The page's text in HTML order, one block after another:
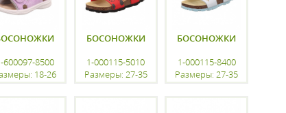
600097-8500
18-26
БОСОНОЖКИ
1-000115-5010
Размеры: 27-35
БОСОНОЖКИ
1-000115-8400
Размеры: 27-35